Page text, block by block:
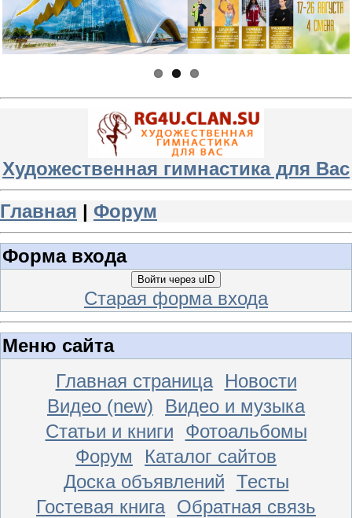
Художественная гимнастика для Вас
Главная | Форум
Форма входа
Войти через uID
Старая форма входа
Меню сайта
Главная страница
Новости
Видео (new)
Видео и музыка
Статьи и книги
Фотоальбомы
Форум
Каталог сайтов
Доска объявлений Тесты
Гостевая книга Обратная связь